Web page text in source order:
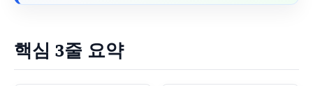
핵심 3줄 요약